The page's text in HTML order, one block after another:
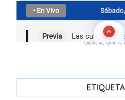
Quinielas, Quini 6,